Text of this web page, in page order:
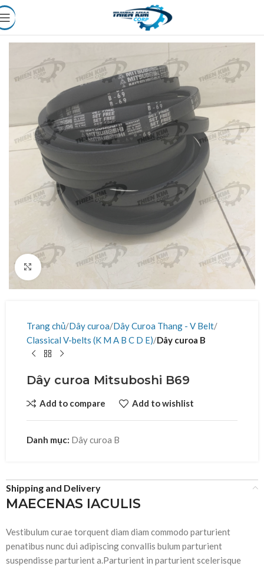
Click to enlarge
Trang chủ Dây curoa Dây Curoa Thang - V Belt
Classical V-belts (K M A B C D E) Dây curoa B
Dây curoa Mitsuboshi B69
Add to compare Add to wishlist
Danh mục: Dây curoa B
Shipping and Delivery
MAECENAS IACULIS
Vestibulum curae torquent diam diam commodo parturient
penatibus nunc dui adipiscing convallis bulum parturient
suspendisse parturient a.Parturient in parturient scelerisque